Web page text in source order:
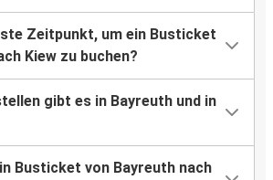
Zeitpunkt, um ein Busticket
Kiew zu buchen?
gibt es in Bayreuth und in
Busticket von Bayreuth nach